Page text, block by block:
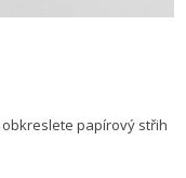
papírový střih